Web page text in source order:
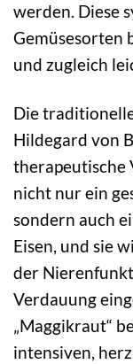
werden. Diese
Gemüsesorten
und zugleich
Die
Hildegard von
therapeutische
nicht nur ein
sondern auch
Eisen, und sie
der
Verdauung
„Maggikraut“
intensiven,